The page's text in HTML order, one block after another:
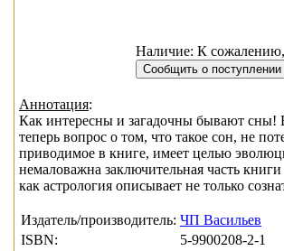
Наличие: К сожалению,
Аннотация:
Как интересны и загадочны бывают сны!
теперь вопрос о том, что такое сон, не
приводимое в книге, имеет целью
немаловажна заключительная часть
как астрология описывает не только
Издатель/производитель: ЧП Васильев
ISBN:
5-9900208-2-1